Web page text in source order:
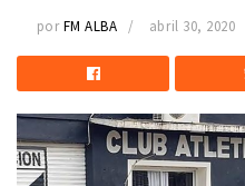
por FM ALBA abril 30, 2020